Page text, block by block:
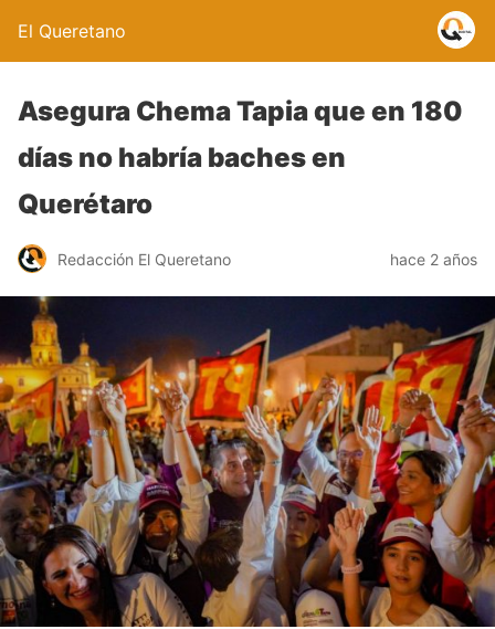
El Queretano
Asegura Chema Tapia que en 180
días no habría baches en
Querétaro
Redacción El Queretano hace 2 años